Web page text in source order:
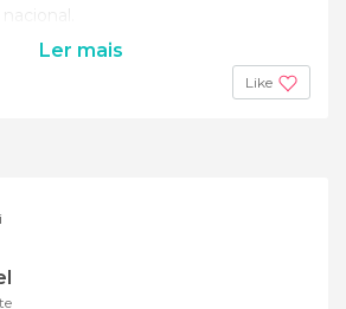
Ler mais
Like